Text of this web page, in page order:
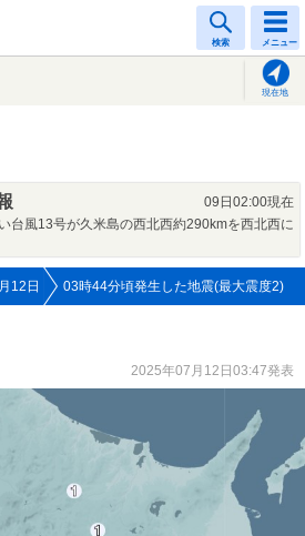
検索 メニュー
現在地
09日02:00現在
台風13号が久米島の西北西約290kmを西北西に
12日 03時44分頃発生した地震(最大震度2)
2025年07月12日03:47発表